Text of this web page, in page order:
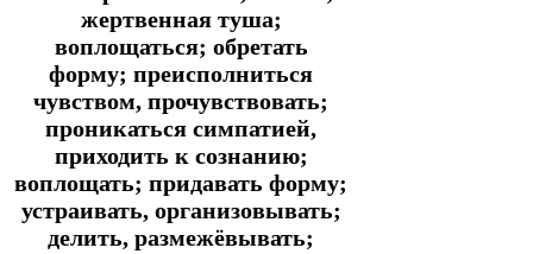
жертвенная туша;
воплощаться; обретать
форму; преисполниться
чувством, прочувствовать;
проникаться симпатией,
приходить к сознанию;
воплощать; придавать форму;
устраивать, организовывать;
делить, размежёвывать;